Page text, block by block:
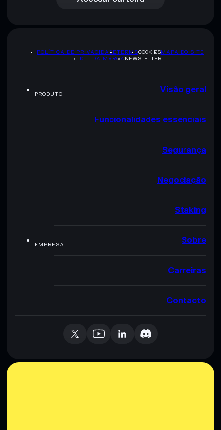
POLÍTICA DE PRIVACIDADETERMSCOOKIESMAPA DO SITE
KIT DA MARCA NEWSLETTER
PRODUTO Visão geral
Funcionalidades essenciais
Segurança
Negociação
Staking
EMPRESA Sobre
Carreiras
Contacto